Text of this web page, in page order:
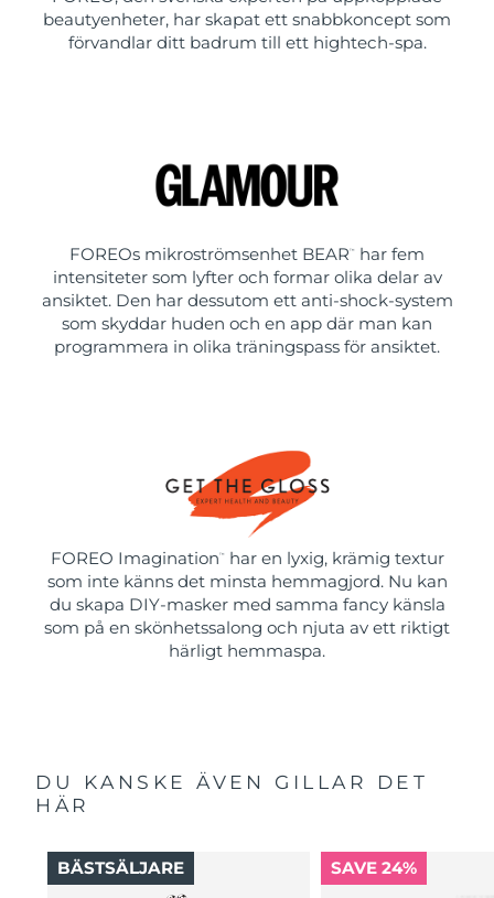
beautyenheter, har skapat ett snabbkoncept som
förvandlar ditt badrum till ett hightech-spa.
FOREOs mikroströmsenhet BEAR ™
har fem
intensiteter som lyfter och formar olika delar av
ansiktet. Den har dessutom ett anti-shock-system
som skyddar huden och en app där man kan
programmera in olika träningspass för ansiktet.
FOREO Imagination ™
har en lyxig, krämig textur
som inte känns det minsta hemmagjord. Nu kan
du skapa DIY-masker med samma fancy känsla
som på en skönhetssalong och njuta av ett riktigt
härligt hemmaspa.
DU KANSKE ÄVEN GILLAR DET
HÄR
BÄSTSÄLJARE SAVE 24%